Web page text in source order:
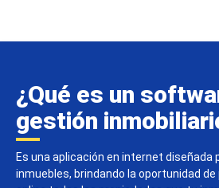
¿Qué es un
gestión
Es una aplicación en internet diseñada
inmuebles, brindando la oportunidad